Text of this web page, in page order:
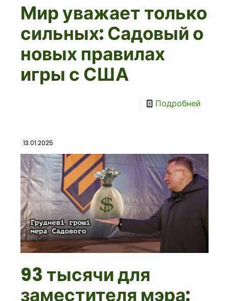
Мир уважает только
сильных: Садовый о
новых правилах
игры с США
Подробней
13.01.2025
93 тысячи для
заместителя мэра: